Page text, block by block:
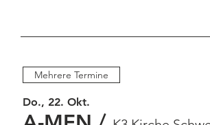
Mehrere Termine
Do., 22. Okt.